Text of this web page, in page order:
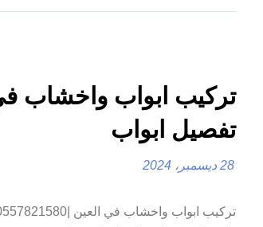
تفصيل ابواب
28 ديسمبر، 2024